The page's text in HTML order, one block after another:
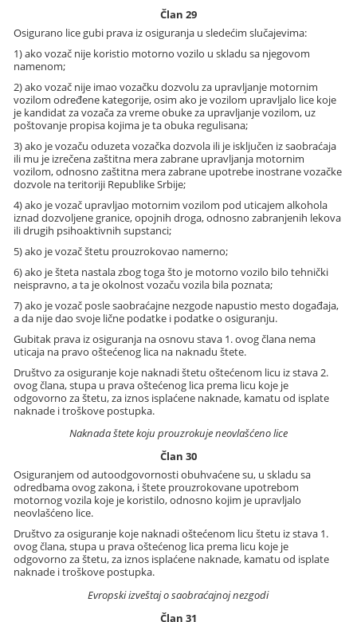
Član 29
Osigurano lice gubi prava iz osiguranja u sledećim slučajevima:
1) ako vozač nije koristio motorno vozilo u skladu sa njegovom
namenom;
2) ako vozač nije imao vozačku dozvolu za upravljanje motornim
vozilom određene kategorije, osim ako je vozilom upravljalo lice koje
je kandidat za vozača za vreme obuke za upravljanje vozilom, uz
poštovanje propisa kojima je ta obuka regulisana;
3) ako je vozaču oduzeta vozačka dozvola ili je isključen iz saobraćaja
ili mu je izrečena zaštitna mera zabrane upravljanja motornim
vozilom, odnosno zaštitna mera zabrane upotrebe inostrane vozačke
dozvole na teritoriji Republike Srbije;
4) ako je vozač upravljao motornim vozilom pod uticajem alkohola
iznad dozvoljene granice, opojnih droga, odnosno zabranjenih lekova
ili drugih psihoaktivnih supstanci;
5) ako je vozač štetu prouzrokovao namerno;
6) ako je šteta nastala zbog toga što je motorno vozilo bilo tehnički
neispravno, a ta je okolnost vozaču vozila bila poznata;
7) ako je vozač posle saobraćajne nezgode napustio mesto događaja,
a da nije dao svoje lične podatke i podatke o osiguranju.
Gubitak prava iz osiguranja na osnovu stava 1. ovog člana nema
uticaja na pravo oštećenog lica na naknadu štete.
Društvo za osiguranje koje naknadi štetu oštećenom licu iz stava 2.
ovog člana, stupa u prava oštećenog lica prema licu koje je
odgovorno za štetu, za iznos isplaćene naknade, kamatu od isplate
naknade i troškove postupka.
Naknada štete koju prouzrokuje neovlašćeno lice
Član 30
Osiguranjem od autoodgovornosti obuhvaćene su, u skladu sa
odredbama ovog zakona, i štete prouzrokovane upotrebom
motornog vozila koje je koristilo, odnosno kojim je upravljalo
neovlašćeno lice.
Društvo za osiguranje koje naknadi oštećenom licu štetu iz stava 1.
ovog člana, stupa u prava oštećenog lica prema licu koje je
odgovorno za štetu, za iznos isplaćene naknade, kamatu od isplate
naknade i troškove postupka.
Evropski izveštaj o saobraćajnoj nezgodi
Član 31